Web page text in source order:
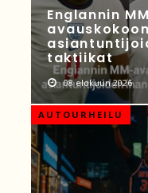
Englannin
taktiikat
08 elokuun 2026
AUTOURHEILU